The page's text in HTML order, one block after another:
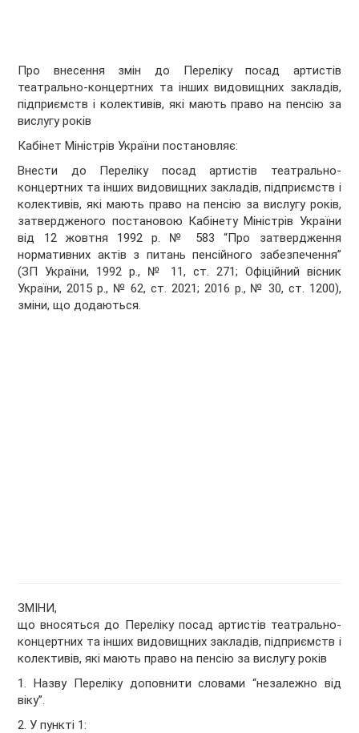
Про внесення змін до Переліку посад артистів
театрально-концертних та інших видовищних закладів,
підприємств і колективів, які мають право на пенсію за
вислугу років
Кабінет Міністрів Українипостановляє:
Внести до Переліку посад артистів театрально-
концертних та інших видовищних закладів, підприємств і
колективів, які мають право на пенсію за вислугу років,
затвердженого постановою Кабінету Міністрів України
від 12 жовтня 1992 р. № 583 “Про затвердження
нормативних актів з питань пенсійного забезпечення”
(ЗП України, 1992 р., № 11, ст. 271; Офіційний вісник
України, 2015 р., № 62, ст. 2021; 2016 р., № 30, ст. 1200),
зміни, що додаються.
ЗМІНИ,
що вносяться до Переліку посад артистів театрально-
концертних та інших видовищних закладів, підприємств і
колективів, які мають право на пенсію за вислугу років
1. Назву Переліку доповнити словами “незалежно від
віку”.
2. У пункті 1: